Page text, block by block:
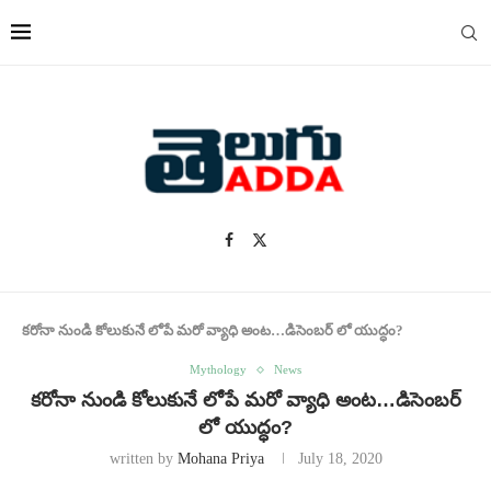
కరోనా నుండి కోలుకునే లోపే మరో వ్యాధి అంట…డిసెంబర్ లో యుద్ధం?
Mythology News
కరోనా నుండి కోలుకునే లోపే మరో వ్యాధి అంట…డిసెంబర్
లో యుద్ధం?
written by Mohana Priya July 18, 2020